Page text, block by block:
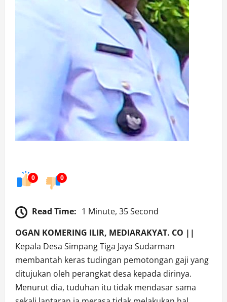
0 0
Read Time: 1 Minute, 35 Second
OGAN KOMERING ILIR, MEDIARAKYAT. CO ||
Kepala Desa Simpang Tiga Jaya Sudarman
membantah keras tudingan pemotongan gaji yang
ditujukan oleh perangkat desa kepada dirinya.
Menurut dia, tuduhan itu tidak mendasar sama